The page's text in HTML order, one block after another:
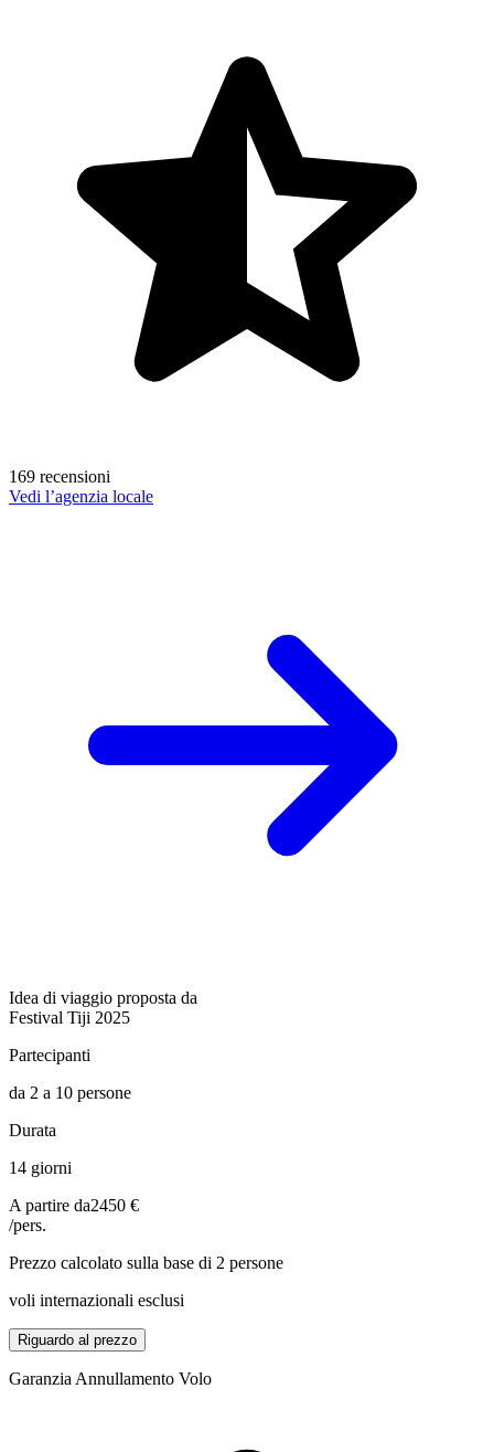
169 recensioni
Vedi l’agenzia locale
Idea di viaggio proposta da
Festival Tiji 2025
Partecipanti
da 2 a 10 persone
Durata
14 giorni
A partire da2450 €
/pers.
Prezzo calcolato sulla base di 2 persone
voli internazionali esclusi
Riguardo al prezzo
Garanzia Annullamento Volo